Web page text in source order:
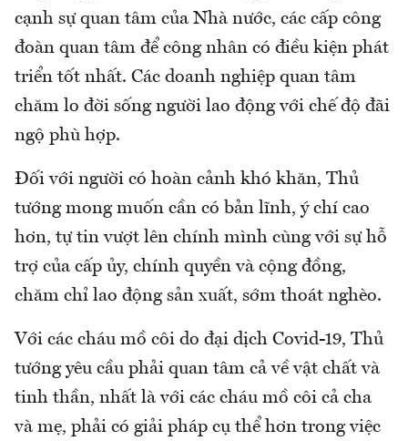
cạnh sự quan tâm của Nhà nước, các cấp công
đoàn quan tâm để công nhân có điều kiện phát
triển tốt nhất. Các doanh nghiệp quan tâm
chăm lo đời sống người lao động với chế độ đãi
ngộ phù hợp.
Đối với người có hoàn cảnh khó khăn, Thủ
tướng mong muốn cần có bản lĩnh, ý chí cao
hơn, tự tin vượt lên chính mình cùng với sự hỗ
trợ của cấp ủy, chính quyền và cộng đồng,
chăm chỉ lao động sản xuất, sớm thoát nghèo.
Với các cháu mồ côi do đại dịch Covid-19, Thủ
tướng yêu cầu phải quan tâm cả về vật chất và
tinh thần, nhất là với các cháu mồ côi cả cha
và mẹ, phải có giải pháp cụ thể hơn trong việc